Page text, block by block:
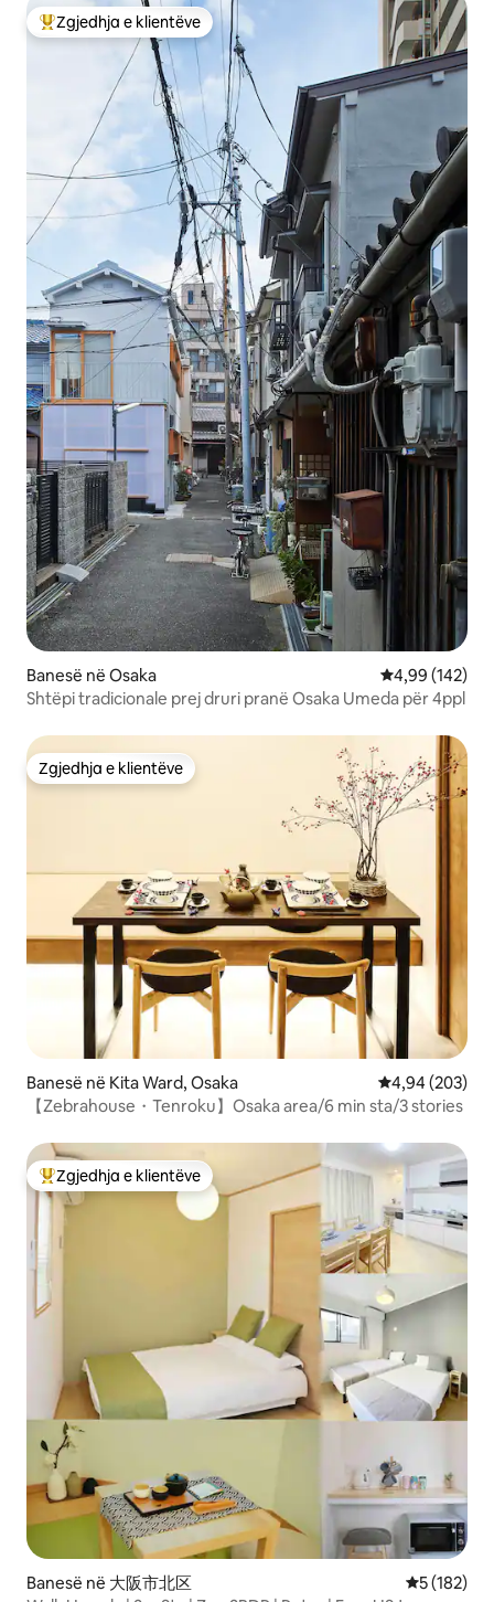
Më të mirat e zgjedhjeve të klientëve
Zgjedhja e klientëve
Banesë në Osaka Vlerësimi
4,99 (142)
Shtëpi tradicionale prej druri pranë Osaka Umeda për 4ppl
Zgjedhja e klientëve
Zgjedhja e klientëve
Banesë në Kita Ward, Osaka Vlerësimi
4,94 (203)
【Zebrahouse・Tenroku】Osaka area/6 min sta/3 stories
Më të mirat e zgjedhjeve të klientëve
Zgjedhja e klientëve
Banesë në 大阪市北区 Vlerësimi
5 (182)